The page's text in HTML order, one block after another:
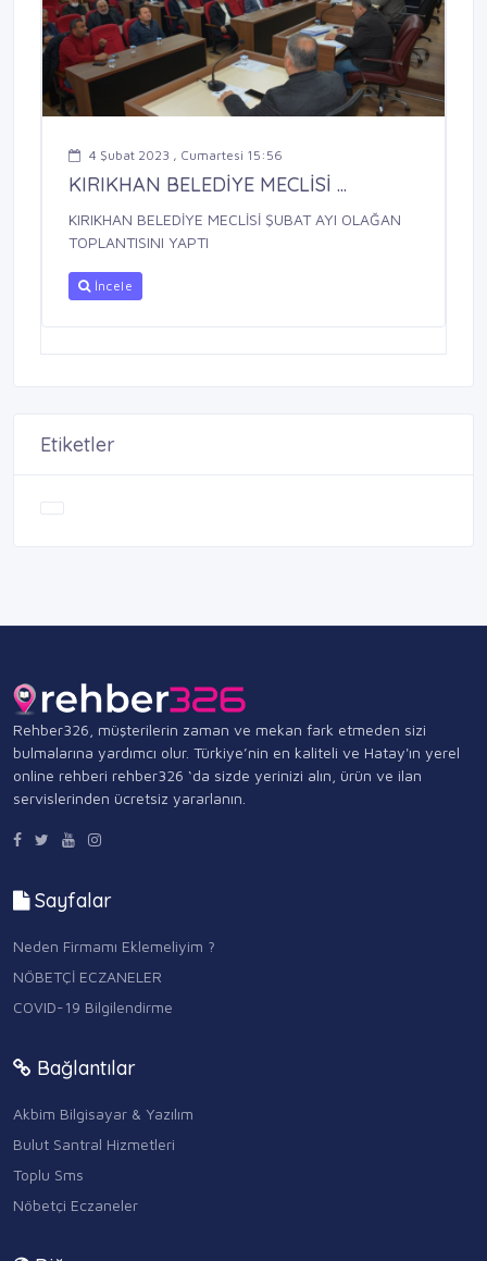
4 Şubat 2023 , Cumartesi 15:56
KIRIKHAN BELEDİYE MECLİSİ ...
KIRIKHAN BELEDİYE MECLİSİ ŞUBAT AYI OLAĞAN
TOPLANTISINI YAPTI
İncele
Etiketler
Rehber326, müşterilerin zaman ve mekan fark etmeden sizi
bulmalarına yardımcı olur. Türkiye’nin en kaliteli ve Hatay'ın yerel
online rehberi rehber326 ‘da sizde yerinizi alın, ürün ve ilan
servislerinden ücretsiz yararlanın.
Sayfalar
Neden Firmamı Eklemeliyim ?
NÖBETÇİ ECZANELER
COVID-19 Bilgilendirme
Bağlantılar
Akbim Bilgisayar & Yazılım
Bulut Santral Hizmetleri
Toplu Sms
Nöbetçi Eczaneler